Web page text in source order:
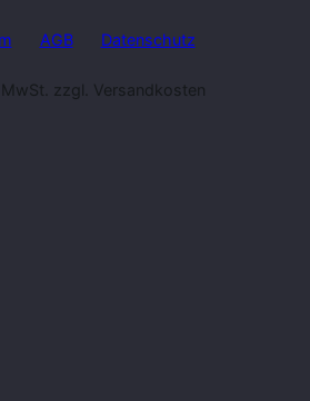
AGB Datenschutz
MwSt. zzgl. Versandkosten